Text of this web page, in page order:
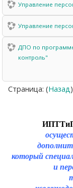
Управление
Управление
ДПО по
контроль"
Страница: (Назад)
который
и